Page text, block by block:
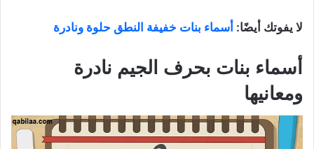
لا يفوتك أيضًا: أسماء بنات خفيفة النطق حلوة ونادرة
أسماء بنات بحرف الجيم نادرة
ومعانيها